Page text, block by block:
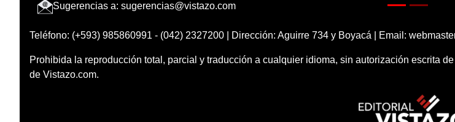
Sugerencias a: sugerencias@vistazo.com
Teléfono: (+593) 985860991 - (042) 2327200 | Dirección: Aguirre 734 y Boyacá | Email:
Prohibida la reproducción total, parcial y traducción a cualquier idioma, sin autorización escrita
de Vistazo.com.